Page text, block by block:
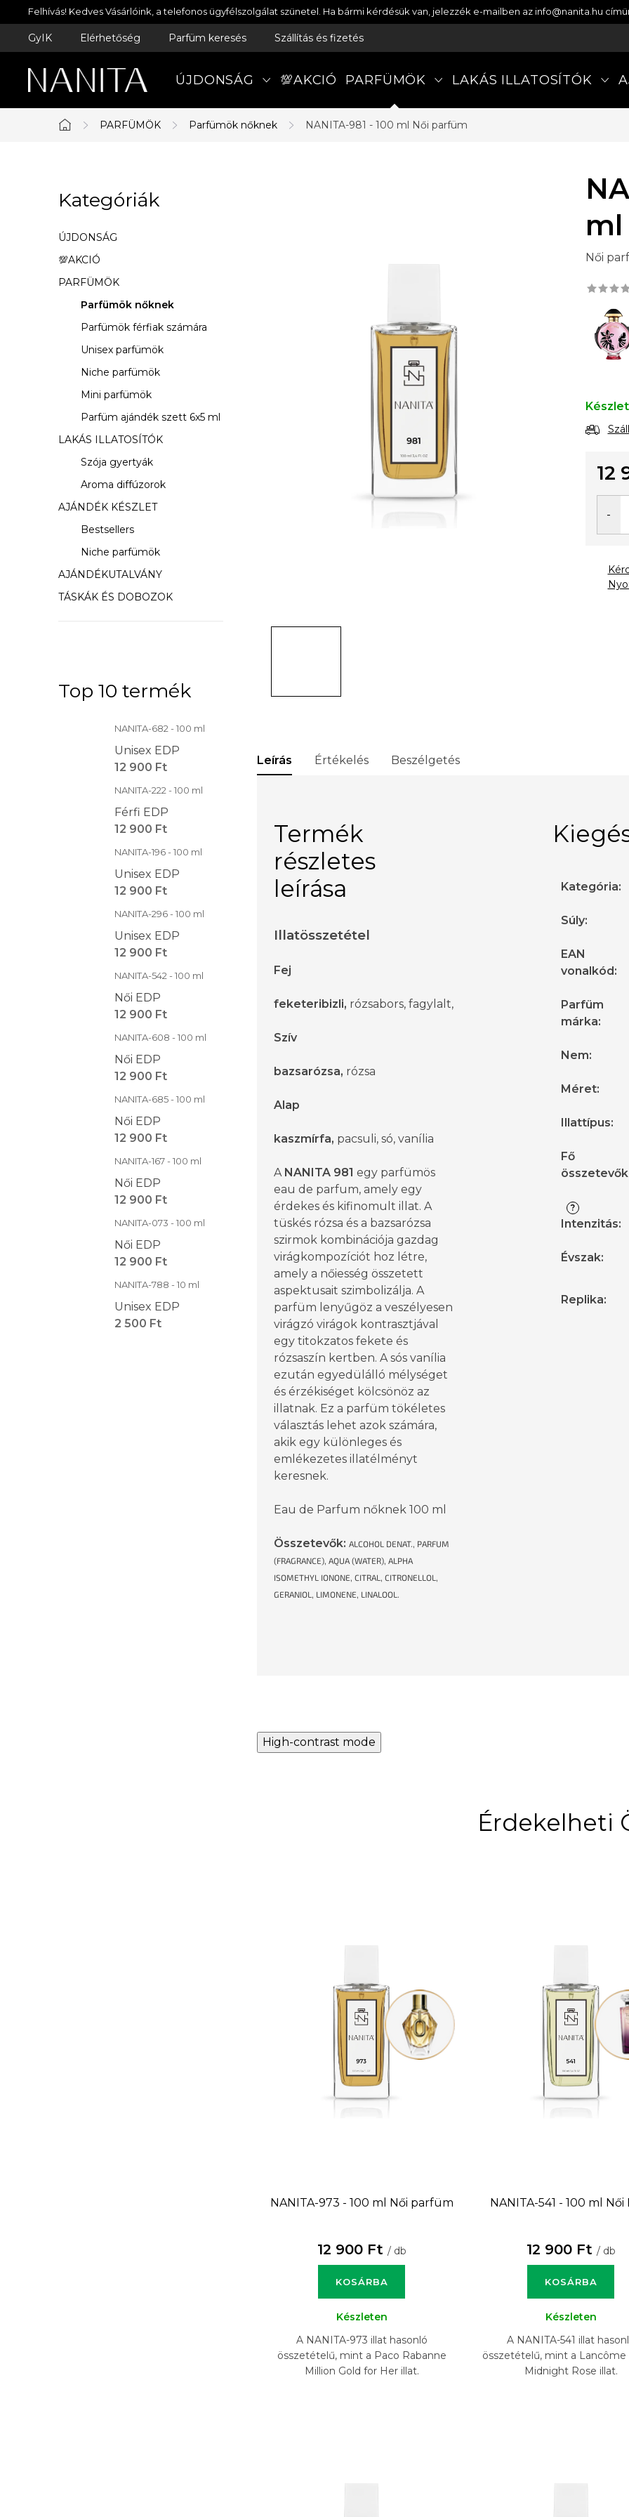
Ugrás
a
Felhívás! Kedves Vásárlóink, a telefonos ügyfélszolgálat szünetel. Ha bármi kérdésük van, jelezzék e-mailben az info@nanita.hu
GyIK Elérhetőség Parfüm keresés Szállítás és fizetés
ÚJDONSÁG 💯AKCIÓ PARFÜMÖK LAKÁS ILLATOSÍTÓK
Kezdőlap
PARFÜMÖK Parfümök nőknek NANITA-981 - 100 ml Női parfüm
l
d
a
l
n
Kategóriák
átugrása
Kategóriák
ÚJDONSÁG
💯AKCIÓ
PARFÜMÖK
Parfümök nőknek
Parfümök férfiak számára
Unisex parfümök
Niche parfümök
Mini parfümök
Parfüm ajándék szett 6x5 ml
LAKÁS ILLATOSÍTÓK
Szója gyertyák
Aroma diffúzorok
AJÁNDÉK KÉSZLET
Bestsellers
Niche parfümök
AJÁNDÉKUTALVÁNY
TÁSKÁK ÉS DOBOZOK
Top 10 termék
NANITA-682 - 100 ml
Unisex EDP
12 900 Ft
NANITA-222 - 100 ml
Férfi EDP
12 900 Ft
NANITA-196 - 100 ml
Unisex EDP
12 900 Ft
NANITA-296 - 100 ml
Unisex EDP
12 900 Ft
NANITA-542 - 100 ml
Női EDP
12 900 Ft
NANITA-608 - 100 ml
Női EDP
12 900 Ft
NANITA-685 - 100 ml
Női EDP
12 900 Ft
NANITA-167 - 100 ml
Női EDP
12 900 Ft
NANITA-073 - 100 ml
Női EDP
12 900 Ft
NANITA-788 - 10 ml
Unisex EDP
2 500 Ft
ml
Női
12
Leírás Értékelés Beszélgetés
Termék
részletes
leírása
Illatösszetétel
Fej
feketeribizli, rózsabors, fagylalt,
Szív
bazsarózsa, rózsa
Alap
kaszmírfa, pacsuli, só, vanília
A NANITA 981 egy parfümös
eau de parfum, amely egy
érdekes és kifinomult illat. A
tüskés rózsa és a bazsarózsa
szirmok kombinációja gazdag
virágkompozíciót hoz létre,
amely a nőiesség összetett
aspektusait szimbolizálja. A
parfüm lenyűgöz a veszélyesen
virágzó virágok kontrasztjával
egy titokzatos fekete és
rózsaszín kertben. A sós vanília
ezután egyedülálló mélységet
és érzékiséget kölcsönöz az
illatnak. Ez a parfüm tökéletes
választás lehet azok számára,
akik egy különleges és
emlékezetes illatélményt
keresnek.
Eau de Parfum nőknek 100 ml
Összetevők: ALCOHOL DENAT., PARFUM
(FRAGRANCE), AQUA (WATER), ALPHA
ISOMETHYL IONONE, CITRAL, CITRONELLOL,
GERANIOL, LIMONENE, LINALOOL.
Kategória:
Súly:
EAN
vonalkód :
Parfüm
márka:
Nem:
Méret:
Illattípus:
Fő
összetevők
?
Intenzitás:
Évszak:
Replika:
High-contrast mode
Érdekelheti
NANITA-973 - 100 ml Női parfüm
12 900 Ft / db
KOSÁRBA
Készleten
A NANITA-973 illat hasonló
összetételű, mint a Paco Rabanne
Million Gold for Her illat.
NANITA-541 - 100 ml Női
12 900 Ft / db
KOSÁRBA
Készleten
A NANITA-541 illat
összetételű, mint a Lancôme
Midnight Rose illat.